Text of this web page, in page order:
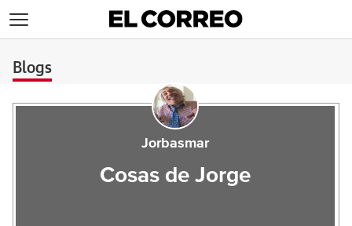
Blogs
Jorbasmar
Cosas de Jorge